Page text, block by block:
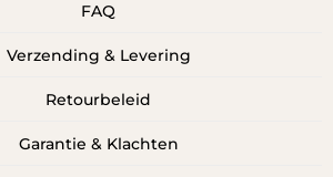
FAQ
Verzending & Levering
Retourbeleid
Garantie & Klachten